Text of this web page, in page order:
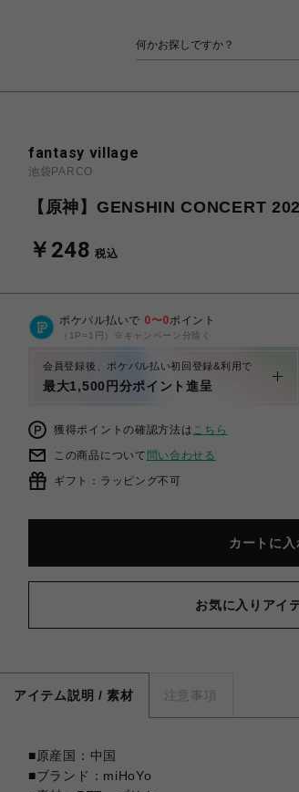
fantasy village
池袋PARCO
【原神】GENSHIN CONCERT
￥248 税込
ポケパル払いで 0〜0ポイント
（1P=1円）※キャンペーン分除く
会員登録後、ポケパル払い初回登録&利用で
最大1,500円分ポイント進呈
獲得ポイントの確認方法はこちら
この商品について 問い合わせる
ギフト：ラッピング不可
カートに入
お気に入りアイ
アイテム説明 / 素材 注意事項
■原産国：中国
■ブランド：miHoYo